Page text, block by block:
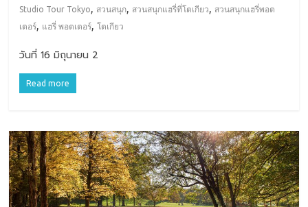
Studio Tour Tokyo, สวนสนุก, สวนสนุกแฮรี่ที่โตเกียว, สวนสนุกแฮรี่พอต
เตอร์, แฮรี่ พอตเตอร์,โตเกียว
วันที่ 16 มิถุนายน 2
Read more